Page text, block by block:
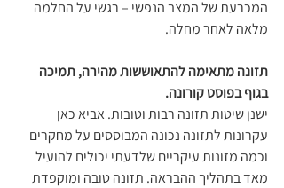
המכרעת של המצב הנפשי – רגשי על החלמה
מלאה לאחר מחלה.
תזונה מתאימה להתאוששות מהירה, תמיכה
בגוף בפוסט קורונה.
ישנן שיטות תזונה רבות וטובות. אביא כאן
עקרונות לתזונה נכונה המבוססים על מחקרים
וכמה מזונות עיקריים שלדעתי יכולים להועיל
מאד בתהליך ההבראה. תזונה טובה ומוקפדת